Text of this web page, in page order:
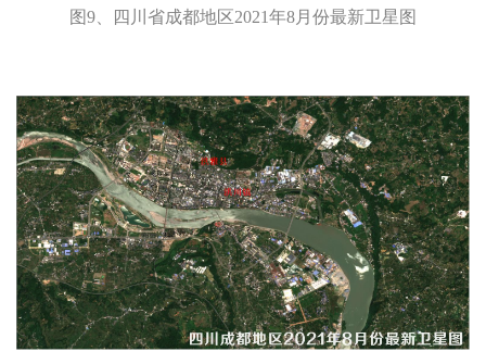
图9、四川省成都地区2021年8月份最新卫星图